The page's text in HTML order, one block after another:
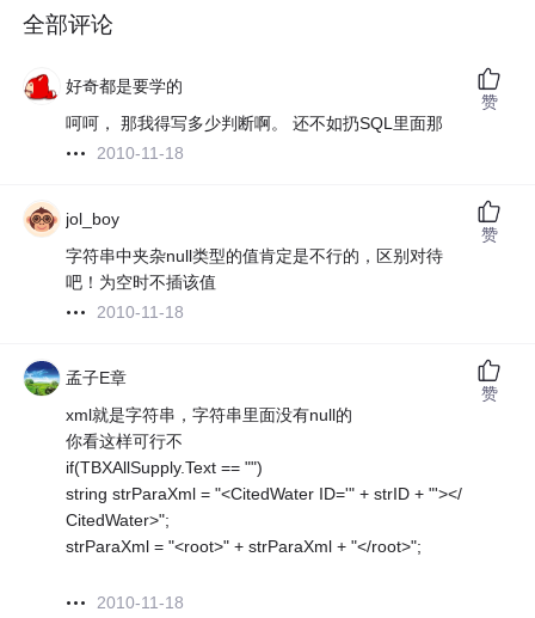
全部评论
好奇都是要学的
呵呵， 那我得写多少判断啊。 还不如扔SQL里面那
2010-11-18
赞
jol_boy
字符串中夹杂null类型的值肯定是不行的，区别对待
吧！为空时不插该值
2010-11-18
赞
孟子E章
xml就是字符串，字符串里面没有null的
你看这样可行不
if(TBXAllSupply.Text == "")
string strParaXml = "<CitedWater ID='" + strID + "'></
CitedWater>";
strParaXml = "<root>" + strParaXml + "</root>";
2010-11-18
赞